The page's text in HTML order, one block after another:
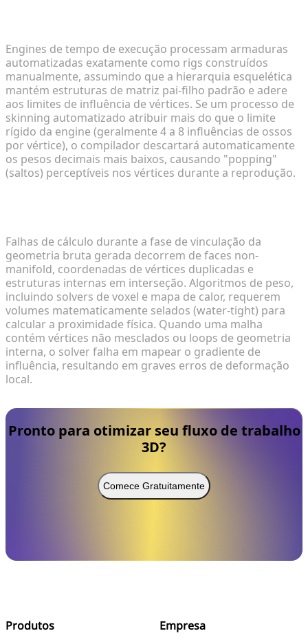
Engines de tempo de execução processam armaduras
automatizadas exatamente como rigs construídos
manualmente, assumindo que a hierarquia esquelética
mantém estruturas de matriz pai-filho padrão e adere
aos limites de influência de vértices. Se um processo de
skinning automatizado atribuir mais do que o limite
rígido da engine (geralmente 4 a 8 influências de ossos
por vértice), o compilador descartará automaticamente
os pesos decimais mais baixos, causando "popping"
(saltos) perceptíveis nos vértices durante a reprodução.
Falhas de cálculo durante a fase de vinculação da
geometria bruta gerada decorrem de faces non-
manifold, coordenadas de vértices duplicadas e
estruturas internas em interseção. Algoritmos de peso,
incluindo solvers de voxel e mapa de calor, requerem
volumes matematicamente selados (water-tight) para
calcular a proximidade física. Quando uma malha
contém vértices não mesclados ou loops de geometria
interna, o solver falha em mapear o gradiente de
influência, resultando em graves erros de deformação
local.
Pronto para otimizar seu fluxo de trabalho
3D?
Comece Gratuitamente
Produtos Empresa